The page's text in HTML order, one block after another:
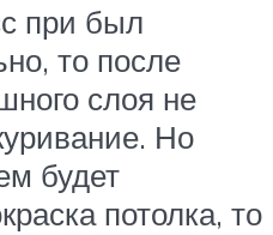
при был
то после
слоя не
Но
будет
потолка, то